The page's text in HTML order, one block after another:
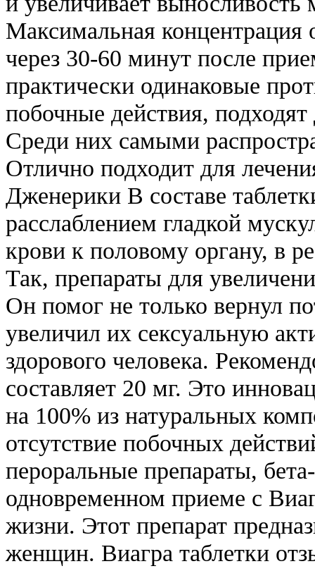
Максимальная концентрация
через 30-60 минут после
практически одинаковые
побочные действия,
Среди них самыми
Отлично подходит для
Дженерики В составе
расслаблением гладкой
крови к половому органу, в
Так, препараты для
Он помог не только вернул
увеличил их сексуальную
здорового человека.
составляет 20 мг. Это
на 100% из натуральных
отсутствие побочных
пероральные препараты,
одновременном приеме с
жизни. Этот препарат
женщин. Виагра таблетки